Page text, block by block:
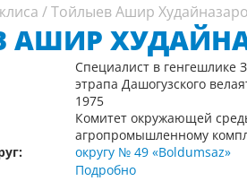
/Тойлыев Ашир
АШИР
Специалист в генгешлике
этрапа Дашогузского
1975
Комитет окружающей
агропромышленному
округу № 49 «Boldumsaz»
Подробно